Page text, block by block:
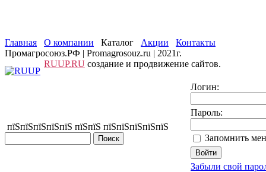
Главная О компании Каталог Акции
Контакты
Промагросоюз.РФ | Promagrosouz.ru | 2021г.
RUUP.RU создание и продвижение сайтов.
пїЅпїЅпїЅпїЅпїЅ пїЅпїЅ пїЅпїЅпїЅпїЅпїЅ
Логин:
Пароль:
Запомнить
Забыли свой